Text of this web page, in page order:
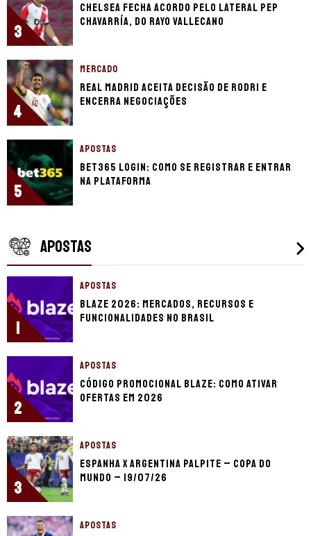
3
Chelsea fecha acordo pelo lateral Pep
Chavarría, do Rayo Vallecano
4
MERCADO
Real Madrid aceita decisão de Rodri e
encerra negociações
5
APOSTAS
bet365 login: como se registrar e entrar
na plataforma
APOSTAS
1
APOSTAS
Blaze 2026: mercados, recursos e
funcionalidades no Brasil
2
APOSTAS
Código promocional Blaze: como ativar
ofertas em 2026
3
APOSTAS
Espanha x Argentina palpite – Copa do
Mundo – 19/07/26
APOSTAS